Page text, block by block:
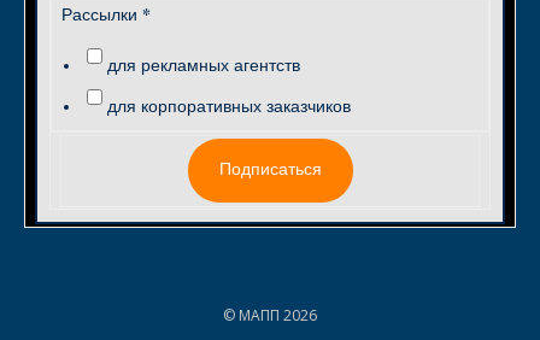
Рассылки *
для рекламных агентств
для корпоративных заказчиков
Подписаться
© МАПП 2026